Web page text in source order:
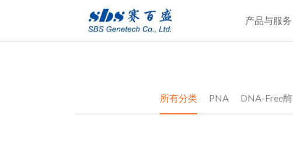
产品与服务
所有分类 PNA DNA-Free酶